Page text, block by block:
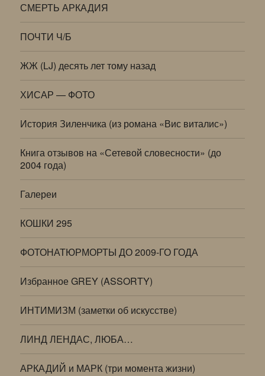
СМЕРТЬ АРКАДИЯ
ПОЧТИ Ч/Б
ЖЖ (LJ) десять лет тому назад
ХИСАР — ФОТО
История Зиленчика (из романа «Вис виталис»)
Книга отзывов на «Сетевой словесности» (до
2004 года)
Галереи
КОШКИ 295
ФОТОНАТЮРМОРТЫ ДО 2009-ГО ГОДА
Избранное GREY (ASSORTY)
ИНТИМИЗМ (заметки об искусстве)
ЛИНД ЛЕНДАС, ЛЮБА…
АРКАДИЙ и МАРК (три момента жизни)